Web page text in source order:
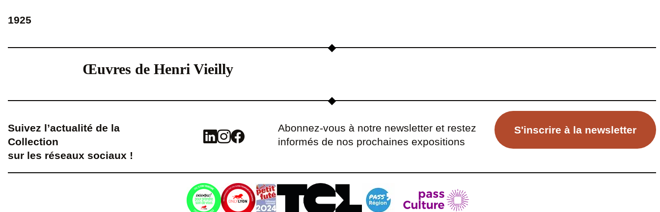
1925
Œuvres de Henri Vieilly
Suivez l’actualité de la
Collection
sur les réseaux sociaux !
Abonnez-vous à notre newsletter et restez
informés de nos prochaines expositions
S'inscrire à la newsletter